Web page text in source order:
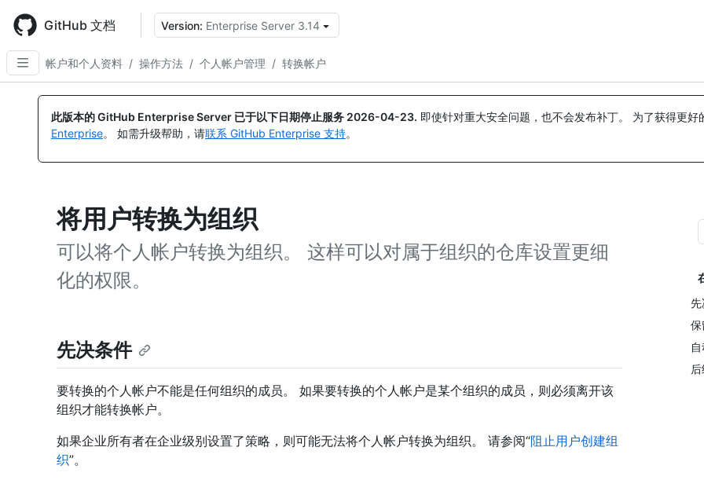
main
content
GitHub 文档 Version: Enterprise Server 3.14
帐户和个人资料 / 操作方法 / 个人帐户管理 / 转换帐户
此版本的 GitHub Enterprise Server 已于以下日期停止服务 2026-04-23. 即使针对重大安全问题，也不会发布补丁。 为了获得更
Enterprise。 如需升级帮助，请联系 GitHub Enterprise 支持。
将用户转换为组织
可以将个人帐户转换为组织。 这样可以对属于组织的仓库设置更细
化的权限。
先
保
先决条件
要转换的个人帐户不能是任何组织的成员。 如果要转换的个人帐户是某个组织的成员，则必须离开该
组织才能转换帐户。
如果企业所有者在企业级别设置了策略，则可能无法将个人帐户转换为组织。 请参阅“阻止用户创建组
织”。